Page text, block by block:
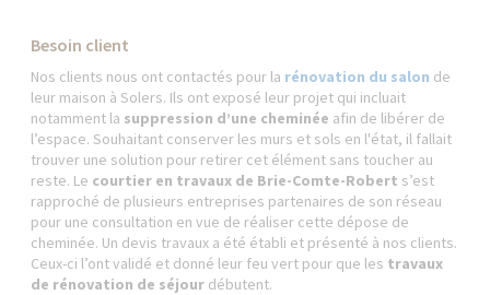
Besoin client
Nos clients nous ont contactés pour la rénovation du salon de
leur maison à Solers. Ils ont exposé leur projet qui incluait
notamment la suppression d’une cheminée afin de libérer de
l’espace. Souhaitant conserver les murs et sols en l'état, il fallait
trouver une solution pour retirer cet élément sans toucher au
reste. Le courtier en travaux de Brie-Comte-Robert s’est
rapproché de plusieurs entreprises partenaires de son réseau
pour une consultation en vue de réaliser cette dépose de
cheminée. Un devis travaux a été établi et présenté à nos clients.
Ceux-ci l’ont validé et donné leur feu vert pour que les travaux
de rénovation de séjour débutent.